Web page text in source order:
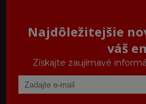
Najdôležitejšie
váš
Získajte zaujímavé